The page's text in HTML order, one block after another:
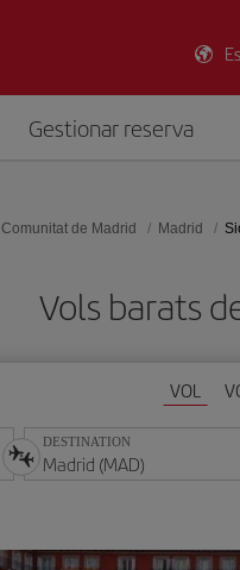
Gestionar reserva
Comunitat de Madrid Madrid
Vols barats
VOL
DESTINATION